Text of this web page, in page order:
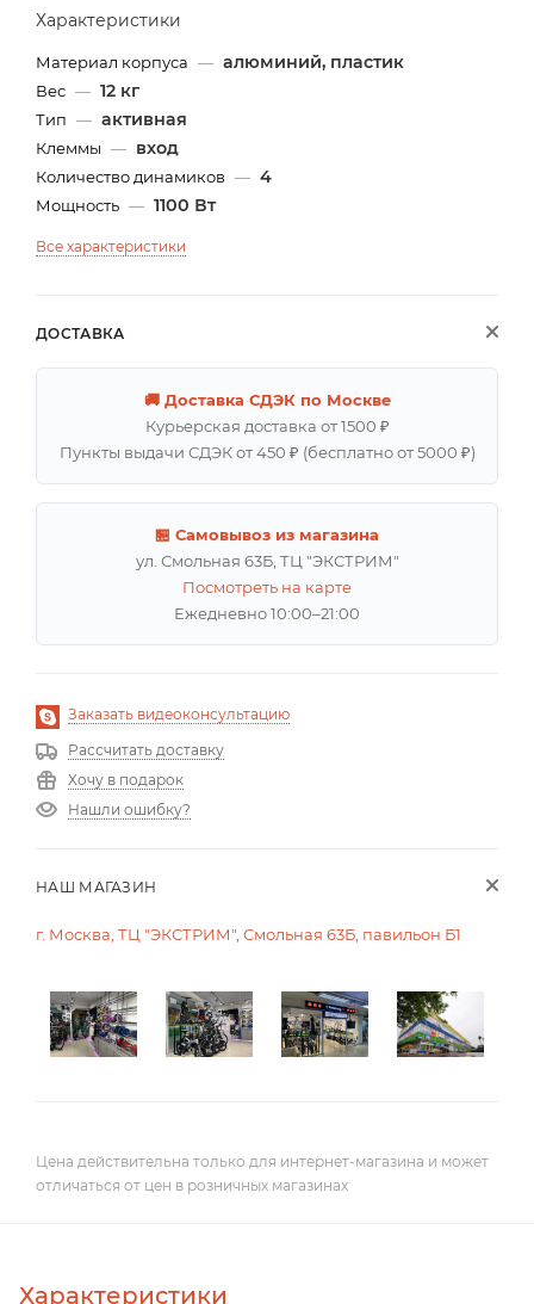
Характеристики
Материал корпуса — алюминий, пластик
Вес — 12 кг
Тип — активная
Клеммы — вход
Количество динамиков — 4
Мощность — 1100 Вт
Все характеристики
ДОСТАВКА
🚚 Доставка СДЭК по Москве
Курьерская доставка от 1500 ₽
Пункты выдачи СДЭК от 450 ₽ (бесплатно от 5000 ₽)
🏪 Самовывоз из магазина
ул. Смольная 63Б, ТЦ "ЭКСТРИМ"
Посмотреть на карте
Ежедневно 10:00–21:00
Заказать видеоконсультацию
Рассчитать доставку
Хочу в подарок
Нашли ошибку?
НАШ МАГАЗИН
г. Москва, ТЦ "ЭКСТРИМ", Смольная 63Б, павильон Б1
Цена действительна только для интернет-магазина и может
отличаться от цен в розничных магазинах
Характеристики